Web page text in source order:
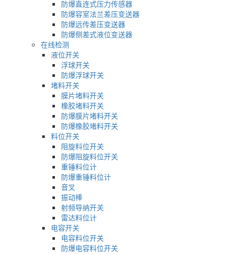
防爆直连式压力传感器
防爆容室法兰差压变送器
防爆远传差压变送器
防爆侧差式液位变送器
在线检测
液位开关
浮球开关
防爆浮球开关
堵料开关
膜片堵料开关
橡胶堵料开关
防爆膜片堵料开关
防爆橡胶堵料开关
料位开关
阻旋料位开关
防爆阻旋料位开关
重锤料位计
防爆重锤料位计
音叉
振动棒
射频导纳开关
雷达料位计
电容开关
电容料位开关
防爆电容料位开关